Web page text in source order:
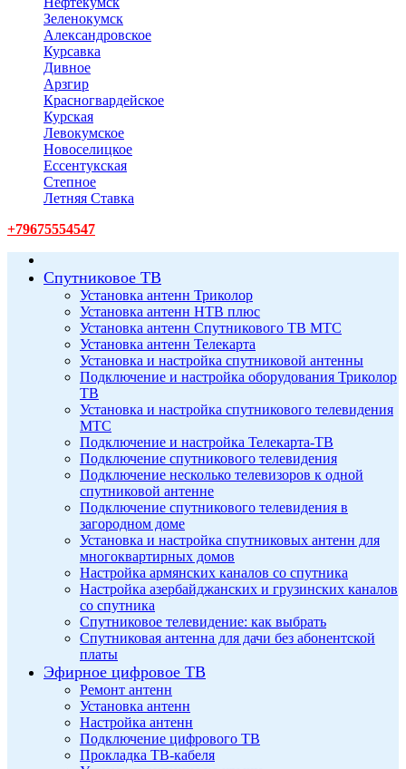
Зеленокумск
Александровское
Курсавка
Дивное
Арзгир
Красногвардейское
Курская
Левокумское
Новоселицкое
Ессентукская
Степное
Летняя Ставка
+79675554547
Спутниковое ТВ
Установка антенн Триколор
Установка антенн НТВ плюс
Установка антенн Спутникового ТВ МТС
Установка антенн Телекарта
Установка и настройка спутниковой антенны
Подключение и настройка оборудования Триколор
ТВ
Установка и настройка спутникового телевидения
МТС
Подключение и настройка Телекарта-ТВ
Подключение спутникового телевидения
Подключение несколько телевизоров к одной
спутниковой антенне
Подключение спутникового телевидения в
загородном доме
Установка и настройка спутниковых антенн для
многоквартирных домов
Настройка армянских каналов со спутника
Настройка азербайджанских и грузинских каналов
со спутника
Спутниковое телевидение: как выбрать
Спутниковая антенна для дачи без абонентской
платы
Эфирное цифровое ТВ
Ремонт антенн
Установка антенн
Настройка антенн
Подключение цифрового ТВ
Прокладка ТВ-кабеля